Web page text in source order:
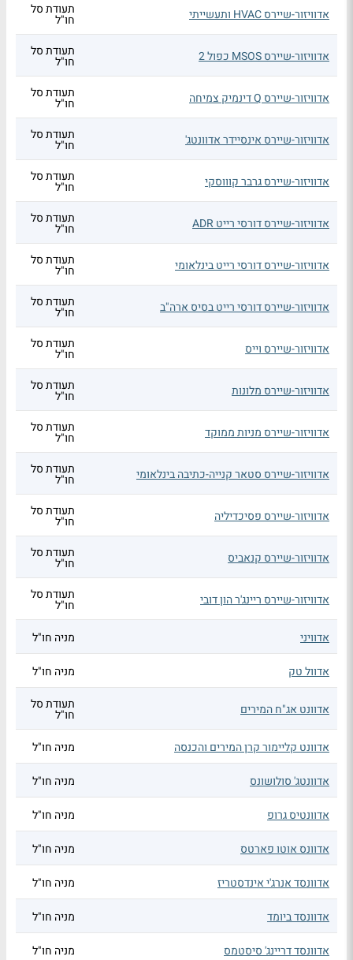
אדוויזור-שיירס HVAC ותעשייתי תעודת סל
חו"ל
אדוויזור-שיירס MSOS כפול 2 תעודת סל
חו"ל
אדוויזור-שיירס Q דינמיק צמיחה תעודת סל
חו"ל
אדוויזור-שיירס אינסיידר אדוונטג' תעודת סל
חו"ל
אדוויזור-שיירס גרבר קוווסקי תעודת סל
חו"ל
אדוויזור-שיירס דורסי רייט ADR תעודת סל
חו"ל
אדוויזור-שיירס דורסי רייט בינלאומי תעודת סל
חו"ל
אדוויזור-שיירס דורסי רייט בסיס ארה"ב תעודת סל
חו"ל
אדוויזור-שיירס וייס תעודת סל
חו"ל
אדוויזור-שיירס מלונות תעודת סל
חו"ל
אדוויזור-שיירס מניות ממוקד תעודת סל
חו"ל
אדוויזור-שיירס סטאר קנייה-כתיבה בינלאומי תעודת סל
חו"ל
אדוויזור-שיירס פסיכדיליה תעודת סל
חו"ל
אדוויזור-שיירס קנאביס תעודת סל
חו"ל
אדוויזור-שיירס ריינג'ר הון דובי תעודת סל
חו"ל
אדוויני
מניה חו"ל
אדוול טק מניה חו"ל
אדוונט אג"ח המירים תעודת סל
חו"ל
אדוונט קליימור קרן המירים והכנסה
מניה חו"ל
אדוונטג' סולושונס מניה חו"ל
אדוונטיס גרופ מניה חו"ל
אדוונס אוטו פארטס מניה חו"ל
אדוונסד אנרג'י אינדסטריז מניה חו"ל
אדוונסד ביומד מניה חו"ל
אדוונסד דריינג' סיסטמס מניה חו"ל